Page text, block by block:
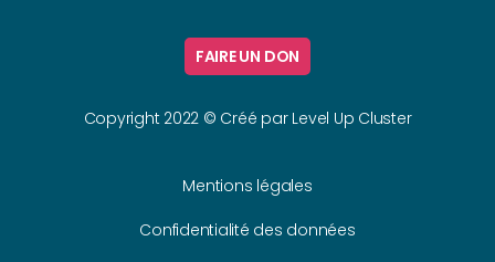
FAIRE UN DON
Copyright 2022 © Créé par Level Up Cluster
Mentions légales
Confidentialité des données